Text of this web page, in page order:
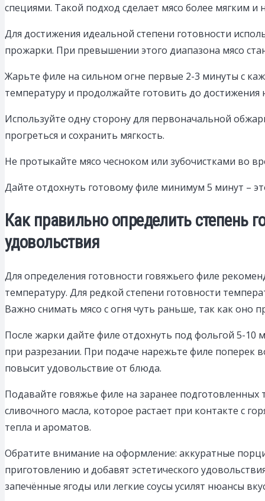
специями. Такой подход сделает мясо более мягким
Для достижения идеальной степени готовности
прожарки. При превышении этого диапазона мясо
Жарьте филе на сильном огне первые 2-3 минуты с
температуру и продолжайте готовить до
Используйте одну сторону для первоначальной
прогреться и сохранить мягкость.
Не протыкайте мясо чесноком или зубочистками во
Дайте отдохнуть готовому филе минимум 5 минут –
Как правильно определить степень
удовольствия
Для определения готовности говяжьего филе
температуру. Для редкой степени готовности
Важно снимать мясо с огня чуть раньше, так как оно
После жарки дайте филе отдохнуть под фольгой 5-10
при разрезании. При подаче нарежьте филе поперек
повысит удовольствие от блюда.
Подавайте говяжье филе на заранее
сливочного масла, которое растает при контакте с
тепла и ароматов.
Обратите внимание на оформление: аккуратные
приготовлению и добавят эстетического
запечённые ягоды или легкие соусы усилят нюансы